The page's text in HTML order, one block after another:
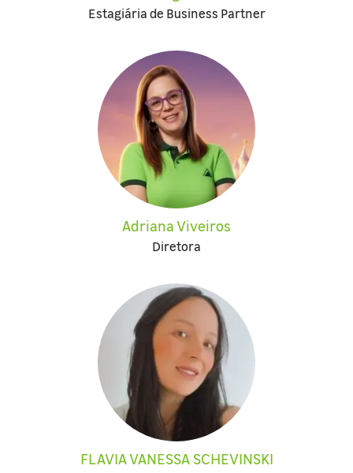
Estagiária de Business Partner
Adriana Viveiros
Diretora
FLAVIA VANESSA SCHEVINSKI